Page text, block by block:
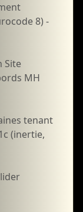
8) -
Site
MH
tenant
(inertie,